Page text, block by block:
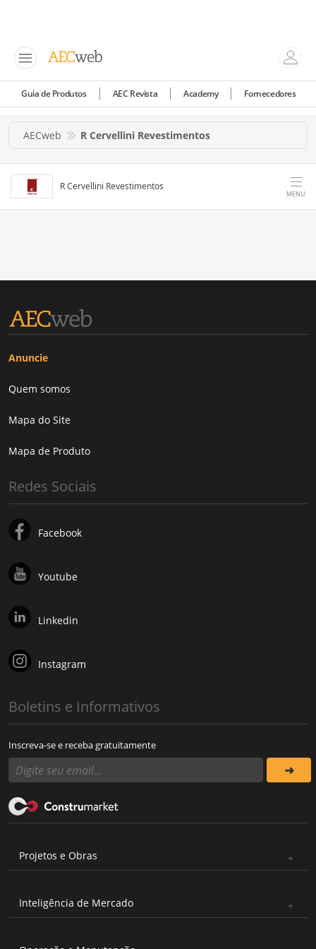
Guia de Produtos AEC Revista Academy Fornecedores
AECweb R Cervellini Revestimentos
R Cervellini Revestimentos
MENU
Anuncie
Quem somos
Mapa do Site
Mapa de Produto
Redes Sociais
Facebook
Youtube
Linkedin
Instagram
Boletins e Informativos
Inscreva-se e receba gratuitamente
Projetos e Obras
Inteligência de Mercado